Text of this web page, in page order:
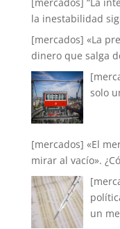
la inestabilidad
[mercados] «La
dinero que salga
solo
[mercados] «El
mirar al vacío».
un